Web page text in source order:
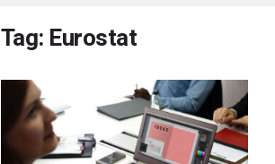
Tag: Eurostat